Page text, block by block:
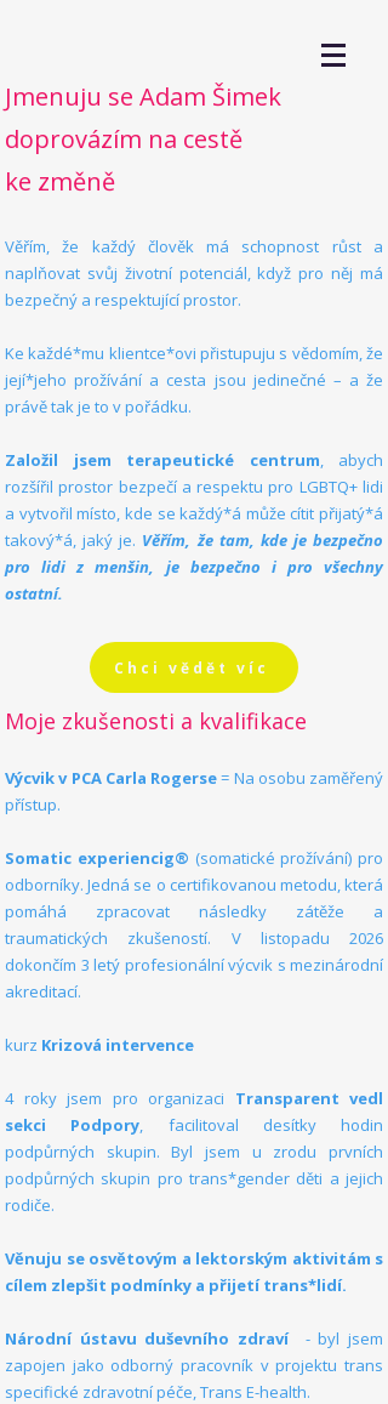
Jmenuju se Adam Šimek
doprovázím na cestě
ke změně
Věřím, že každý člověk má schopnost růst a
naplňovat svůj životní potenciál, když pro něj má
bezpečný a respektující prostor.
Ke každé*mu klientce*ovi přistupuju s vědomím, že
její*jeho prožívání a cesta jsou jedinečné – a že
právě tak je to v pořádku.
Založil jsem terapeutické centrum, abych
rozšířil prostor bezpečí a respektu pro LGBTQ+ lidi
a vytvořil místo, kde se každý*á může cítit přijatý*á
takový*á, jaký je. Věřím, že tam, kde je bezpečno
pro lidi z menšin, je bezpečno i pro všechny
ostatní.
Moje zkušenosti a kvalifikace
Výcvik v PCA Carla Rogerse= Na osobu zaměřený
přístup.
Somatic experiencig® (somatické prožívání) pro
odborníky. Jedná se o certifikovanou metodu, která
pomáhá zpracovat následky zátěže a
traumatických zkušeností. V listopadu 2026
dokončím 3 letý profesionální výcvik s mezinárodní
akreditací.
kurz Krizová intervence
4 roky jsem pro organizaci Transparent vedl
sekci Podpory, facilitoval desítky hodin
podpůrných skupin. Byl jsem u zrodu prvních
podpůrných skupin pro trans*gender děti a jejich
rodiče.
Věnuju se osvětovým a lektorským aktivitám s
cílem zlepšit podmínky a přijetí trans*lidí.
Národníústavu duševního zdraví- byl jsem
zapojen jako odborný pracovník v projektu trans
specifické zdravotní péče, Trans E-health.
Chci vědět víc